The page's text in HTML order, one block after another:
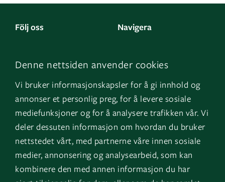
Denne nettsiden anvender cookies
Vi bruker informasjonskapsler for å gi innhold og
annonser et personlig preg, for å levere sosiale
mediefunksjoner og for å analysere trafikken vår. Vi
deler dessuten informasjon om hvordan du bruker
nettstedet vårt, med partnerne våre innen sosiale
medier, annonsering og analysearbeid, som kan
kombinere den med annen informasjon du har
Följ oss
LinkedIn
Instagram
YouTube
Navigera
Om oss
GK Norge
GK Danmark
Genvägar
Fakturauppgifter
Logga in
EOS